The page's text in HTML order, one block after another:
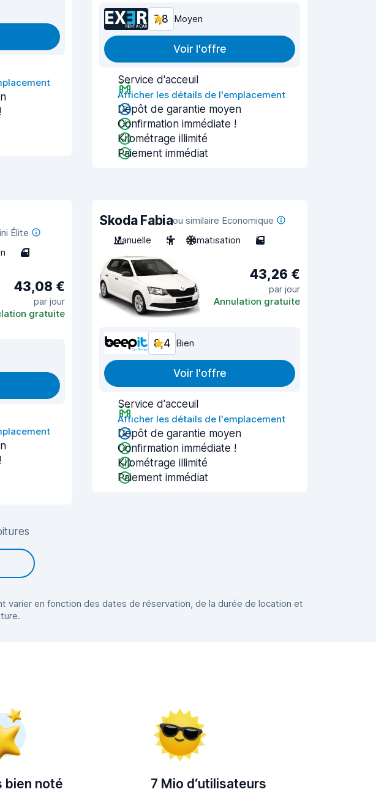
7,8 Moyen
Voir l'offre
Service d'acceuil
Afficher les détails de l'emplacement
Dépôt de garantie moyen
Confirmation immédiate !
Kilométrage illimité
Paiement immédiat
Élite
4
43,08 €
par jour
gratuite
Skoda Fabiaou similaire Economique
Manuelle
5 Climatisation 5
43,26 €
par jour
Annulation gratuite
8,4 Bien
Voir l'offre
Service d'acceuil
Afficher les détails de l'emplacement
Dépôt de garantie moyen
Confirmation immédiate !
Kilométrage illimité
Paiement immédiat
en fonction des dates de réservation, de la durée de location et
bien noté 7 Mio d‘utilisateurs